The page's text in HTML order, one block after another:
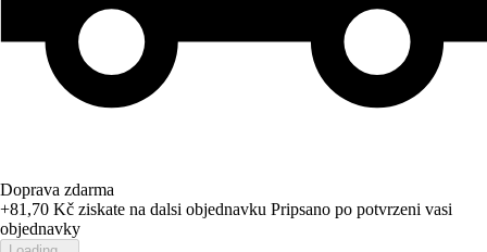
Doprava zdarma
+81,70 Kč ziskate na dalsi objednavku Pripsano po potvrzeni vasi
objednavky